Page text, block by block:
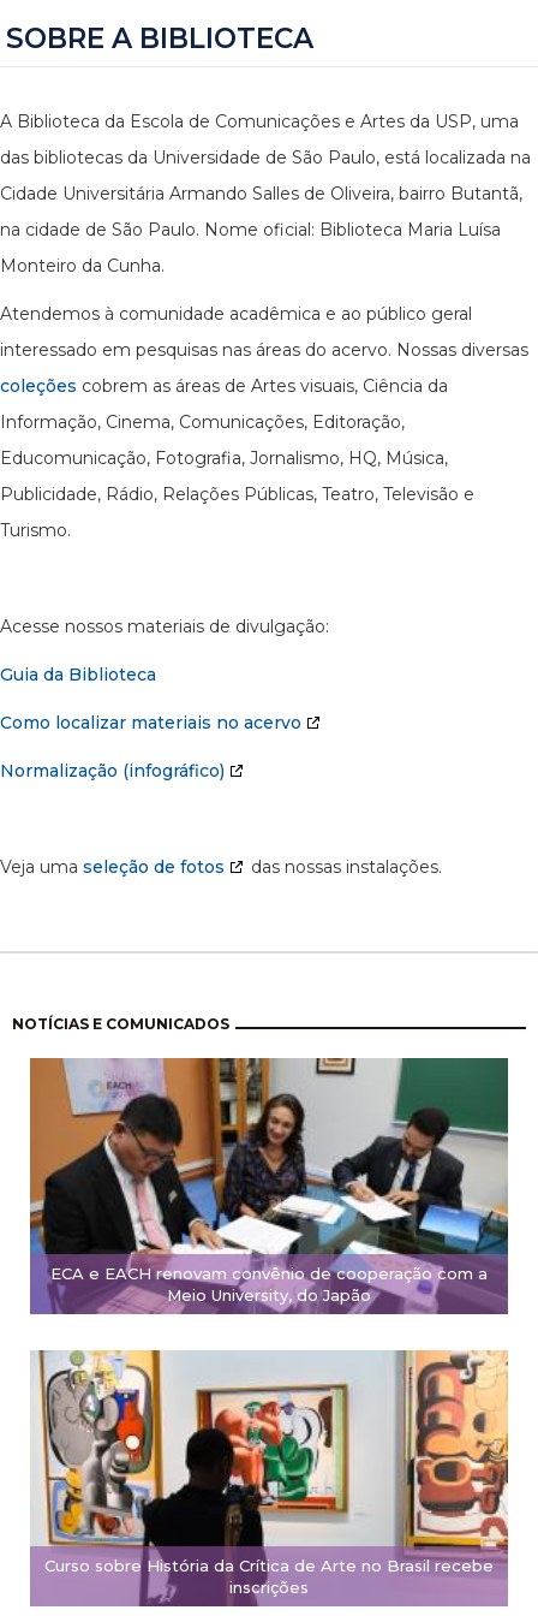
SOBRE A BIBLIOTECA
A Biblioteca da Escola de Comunicações e Artes da USP, uma
das bibliotecas da Universidade de São Paulo, está localizada na
Cidade Universitária Armando Salles de Oliveira, bairro Butantã,
na cidade de São Paulo. Nome oficial: Biblioteca Maria Luísa
Monteiro da Cunha.
Atendemos à comunidade acadêmica e ao público geral
interessado em pesquisas nas áreas do acervo. Nossas diversas
coleções cobrem as áreas de Artes visuais, Ciência da
Informação, Cinema, Comunicações, Editoração,
Educomunicação, Fotografia, Jornalismo, HQ, Música,
Publicidade, Rádio, Relações Públicas, Teatro, Televisão e
Turismo.
Acesse nossos materiais de divulgação:
Guia da Biblioteca
Como localizar materiais no acervo
Normalização (infográfico)
Veja uma seleção de fotos das nossas instalações.
NOTÍCIAS E COMUNICADOS
ECA e EACH renovam convênio de cooperação com a
Meio University, do Japão
Curso sobre História da Crítica de Arte no Brasil recebe
inscrições
Paginação